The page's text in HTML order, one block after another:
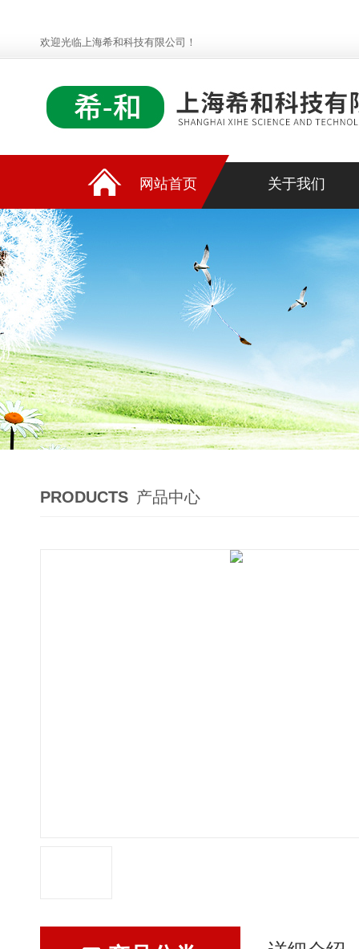
欢迎光临上海希和科技有限公司！
网站首页 关于我们
PRODUCTS 产品中心